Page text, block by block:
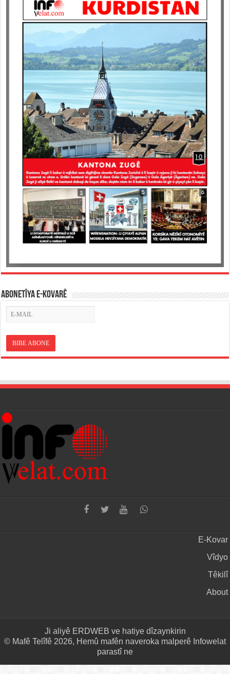
ABONETÎYA E-KOVARÊ
E-Kovar
Vîdyo
Têkilî
About
Ji aliyê ERDWEB ve hatiye dîzaynkirin
© Mafê Telîfê 2026, Hemû mafên naveroka malperê Infowelat
parastî ne